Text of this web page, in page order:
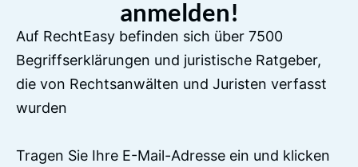
anmelden!
Auf RechtEasy befinden sich über 7500
Begriffserklärungen und juristische Ratgeber,
die von Rechtsanwälten und Juristen verfasst
wurden
Tragen Sie Ihre E-Mail-Adresse ein und klicken